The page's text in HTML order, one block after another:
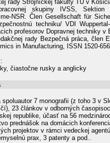
rady Strojníckej fakulty TU v
skupiny IVSS,
NSR. Člen Gesellschaft für
techniku/ VDI
profesorov Dopravnej techniky
rady Bezpečná práca, člen
in Manufacturing, ISSN 1520-
čiastočne rusky a anglicky
spoluautor 7 monografii (z toho 3 v
23 článkov v odborných
republike, účasť na 56
prednášok na domácich
projektov v rámci vedeckej
prax, 3 patenty a pod..